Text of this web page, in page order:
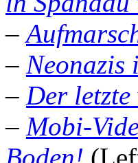
–
– Neonazis
– Der
– Mobi-
Boden!